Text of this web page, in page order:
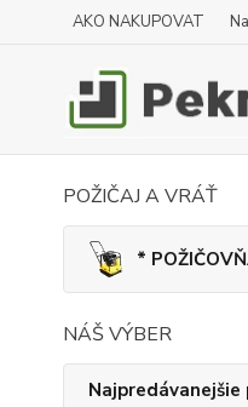
AKO NAKUPOVAT
POŽIČAJ A VRÁŤ
*
NÁŠ VÝBER